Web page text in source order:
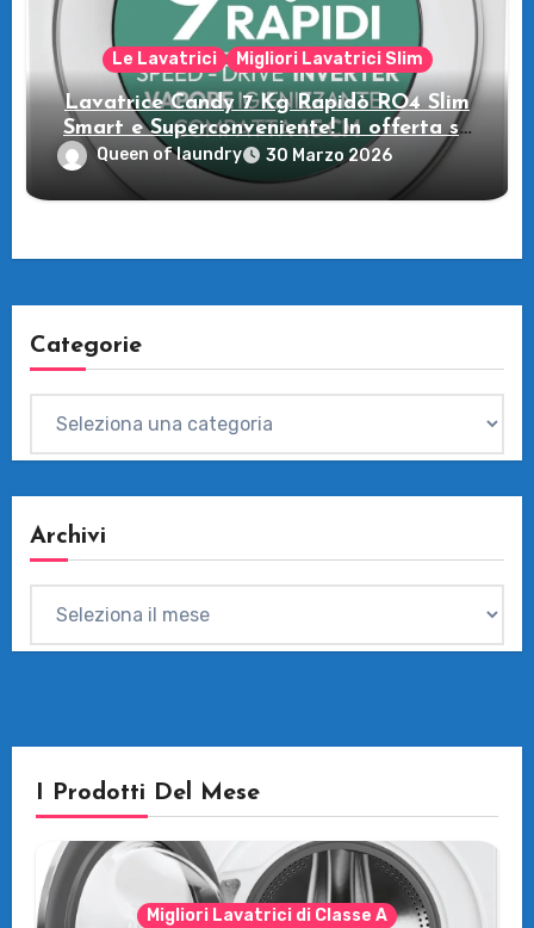
Le Lavatrici Migliori Lavatrici Slim
Lavatrice Candy 7 Kg Rapidò RO4 Slim
Smart e Superconveniente! In offerta su
Amazon
Queen of laundry 30 Marzo 2026
Categorie
Archivi
I Prodotti Del Mese
Migliori Lavatrici di Classe A